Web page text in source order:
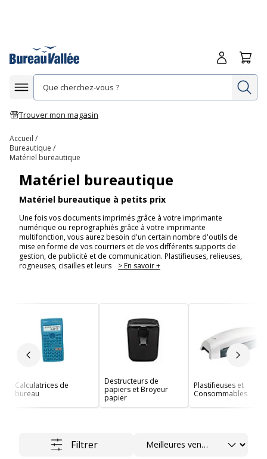
Afficher la navigation
Trouver mon magasin
Me
Accueil
Bureautique
Matériel bureautique
Matériel bureautique
Matériel bureautique à petits prix
Une fois vos documents imprimés grâce à votre imprimante
numérique ou reprographiés grâce à votre imprimante
multifonction, vous aurez besoin d'un certain nombre d'outils de
mise en forme de vos courriers et de vos différents supports de
gestion, de publicité et de communication. Plastifieuses, relieuses,
rogneuses, cisailles et leurs
> En savoir +
Slide précédent Slide
Calculatrices de
bureau
Destructeurs de
papiers et Broyeur
papier
Plastifieuses et
Consommables
Filtrer Trier